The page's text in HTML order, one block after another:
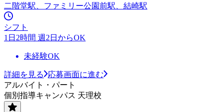
二階堂駅、ファミリー公園前駅、結崎駅
シフト
1日2時間 週2日からOK
未経験OK
詳細を見る
応募画面に進む
アルバイト・パート
個別指導キャンパス 天理校